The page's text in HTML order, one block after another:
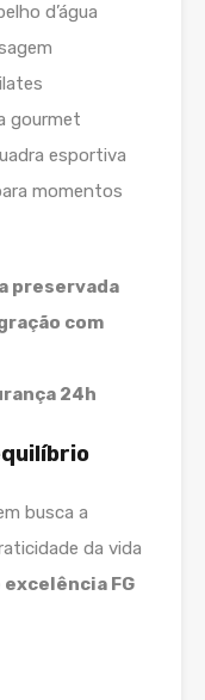
d’água
gourmet
esportiva
momentos
preservada
com
24h
busca a
da vida
excelência FG